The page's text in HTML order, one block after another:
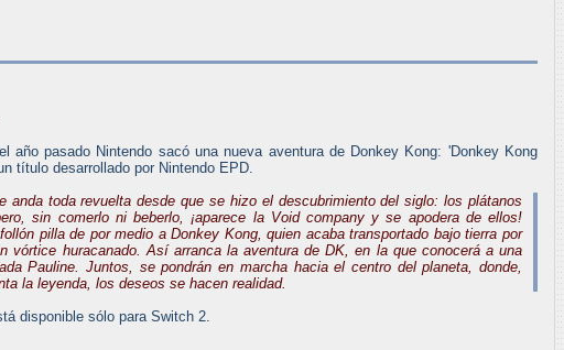
año pasado Nintendo sacó una nueva aventura de Donkey Kong: 'Donkey Kong
título desarrollado por Nintendo EPD.
anda toda revuelta desde que se hizo el descubrimiento del siglo: los plátanos
sin comerlo ni beberlo, ¡aparece la Void company y se apodera de ellos!
pilla de por medio a Donkey Kong, quien acaba transportado bajo tierra por
vórtice huracanado. Así arranca la aventura de DK, en la que conocerá a una
Pauline. Juntos, se pondrán en marcha hacia el centro del planeta, donde,
la leyenda, los deseos se hacen realidad.
disponible sólo para Switch 2.